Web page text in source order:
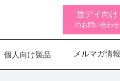
放デイ向け
のお問い合わせ
個人向け製品 メルマガ情報